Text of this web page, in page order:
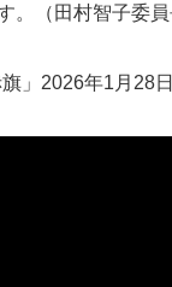
。（田村智子委
」2026年1月28